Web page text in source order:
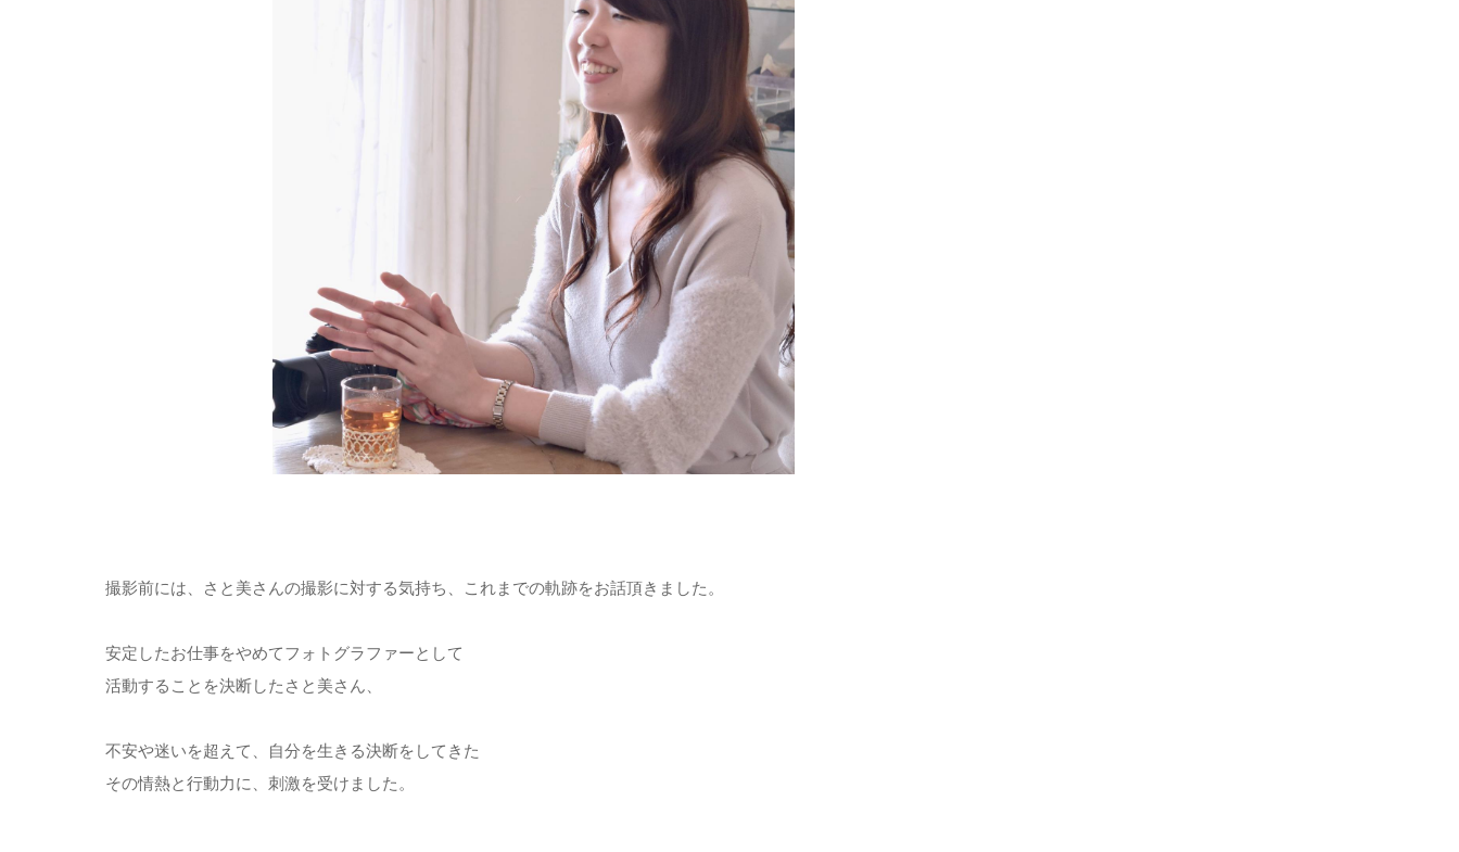
撮影前には、さと美さんの撮影に対する気持ち、これまでの軌跡をお話頂きました。
安定したお仕事をやめてフォトグラファーとして
活動することを決断したさと美さん、
不安や迷いを超えて、自分を生きる決断をしてきた
その情熱と行動力に、刺激を受けました。